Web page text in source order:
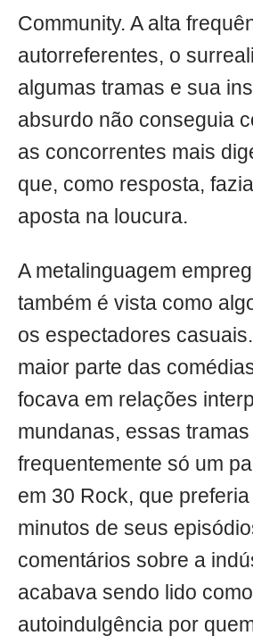
Community. A alta
autorreferentes, o
algumas tramas e sua
absurdo não conseguia
as concorrentes mais
que, como resposta,
aposta na loucura.
A metalinguagem
também é vista como
os espectadores
maior parte das
focava em relações
mundanas, essas
frequentemente só um
em 30 Rock, que
minutos de seus
comentários sobre a
acabava sendo lido
autoindulgência por